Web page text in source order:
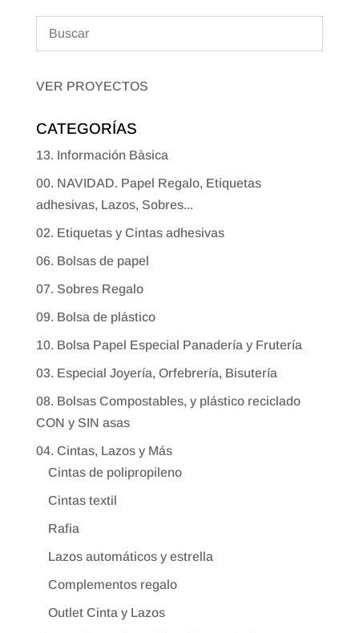
VER PROYECTOS
CATEGORÍAS
13. Información Bàsica
00. NAVIDAD. Papel Regalo, Etiquetas
adhesivas, Lazos, Sobres...
02. Etiquetas y Cintas adhesivas
06. Bolsas de papel
07. Sobres Regalo
09. Bolsa de plástico
10. Bolsa Papel Especial Panadería y Frutería
03. Especial Joyería, Orfebrería, Bisutería
08. Bolsas Compostables, y plástico reciclado
CON y SIN asas
04. Cintas, Lazos y Más
Cintas de polipropileno
Cintas textil
Rafia
Lazos automáticos y estrella
Complementos regalo
Outlet Cinta y Lazos